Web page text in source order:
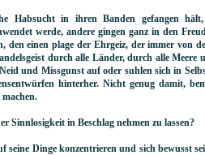
Habsucht in ihren Banden gefangen
werde, andere gingen ganz in den
einen plage der Ehrgeiz, der immer von
durch alle Länder, durch alle Meere
und Missgunst auf oder suhlen sich in
hinterher. Nicht genug damit,
Sinnlosigkeit in Beschlag nehmen zu lassen?
seine Dinge konzentrieren und sich bewusst